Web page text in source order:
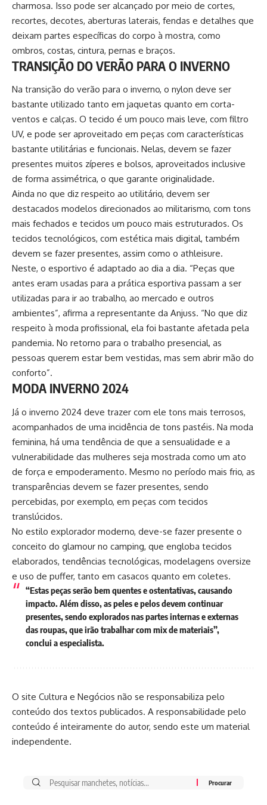
charmosa. Isso pode ser alcançado por meio de cortes,
recortes, decotes, aberturas laterais, fendas e detalhes que
deixam partes específicas do corpo à mostra, como
ombros, costas, cintura, pernas e braços.
TRANSIÇÃO DO VERÃO PARA O INVERNO
Na transição do verão para o inverno, o nylon deve ser
bastante utilizado tanto em jaquetas quanto em corta-
ventos e calças. O tecido é um pouco mais leve, com filtro
UV, e pode ser aproveitado em peças com características
bastante utilitárias e funcionais. Nelas, devem se fazer
presentes muitos zíperes e bolsos, aproveitados inclusive
de forma assimétrica, o que garante originalidade.
Ainda no que diz respeito ao utilitário, devem ser
destacados modelos direcionados ao militarismo, com tons
mais fechados e tecidos um pouco mais estruturados. Os
tecidos tecnológicos, com estética mais digital, também
devem se fazer presentes, assim como o athleisure.
Neste, o esportivo é adaptado ao dia a dia. “Peças que
antes eram usadas para a prática esportiva passam a ser
utilizadas para ir ao trabalho, ao mercado e outros
ambientes”, afirma a representante da Anjuss. “No que diz
respeito à moda profissional, ela foi bastante afetada pela
pandemia. No retorno para o trabalho presencial, as
pessoas querem estar bem vestidas, mas sem abrir mão do
conforto”.
MODA INVERNO 2024
Já o inverno 2024 deve trazer com ele tons mais terrosos,
acompanhados de uma incidência de tons pastéis. Na moda
feminina, há uma tendência de que a sensualidade e a
vulnerabilidade das mulheres seja mostrada como um ato
de força e empoderamento. Mesmo no período mais frio, as
transparências devem se fazer presentes, sendo
percebidas, por exemplo, em peças com tecidos
translúcidos.
No estilo explorador moderno, deve-se fazer presente o
conceito do glamour no camping, que engloba tecidos
elaborados, tendências tecnológicas, modelagens oversize
e uso de puffer, tanto em casacos quanto em coletes.
“Estas peças serão bem quentes e ostentativas, causando
impacto. Além disso, as peles e pelos devem continuar
presentes, sendo explorados nas partes internas e externas
das roupas, que irão trabalhar com mix de materiais”,
conclui a especialista.
O site Cultura e Negócios não se responsabiliza pelo
conteúdo dos textos publicados. A responsabilidade pelo
conteúdo é inteiramente do autor, sendo este um material
independente.